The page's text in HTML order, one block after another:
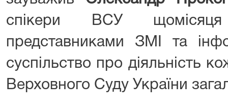
спікери ВСУ щомісяця
представниками ЗМІ та
суспільство про діяльність
Верховного Суду України